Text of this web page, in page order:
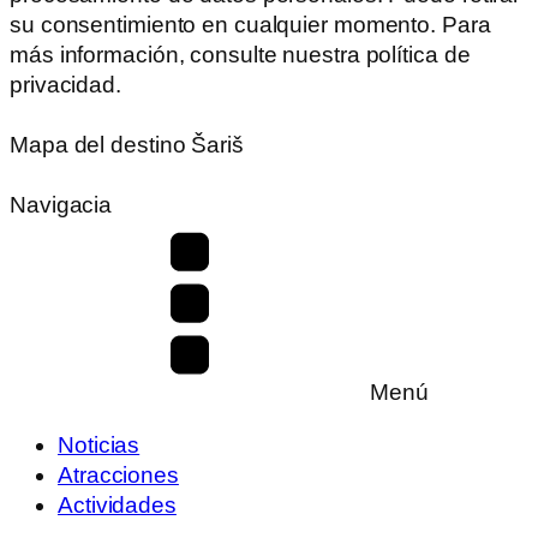
su consentimiento en cualquier momento. Para
más información, consulte nuestra política de
privacidad.
Mapa del destino Šariš
Navigacia
Menú
Noticias
Atracciones
Actividades